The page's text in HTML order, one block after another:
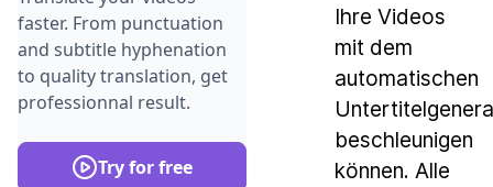
faster. From punctuation
and subtitle hyphenation
to quality translation, get
professionnal result.
Try for free
Ihre Videos
mit dem
automatischen
beschleunigen
können. Alle